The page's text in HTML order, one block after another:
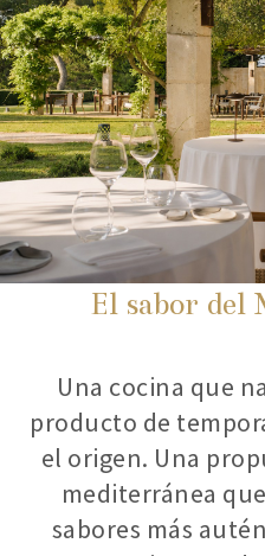
El sabor del
Una cocina que
producto de
el origen. Una
mediterránea
sabores más